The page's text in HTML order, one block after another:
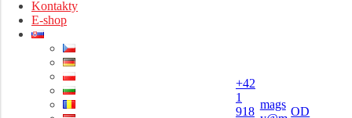
Kontakty
E-shop
+42
1
918
mags
OD